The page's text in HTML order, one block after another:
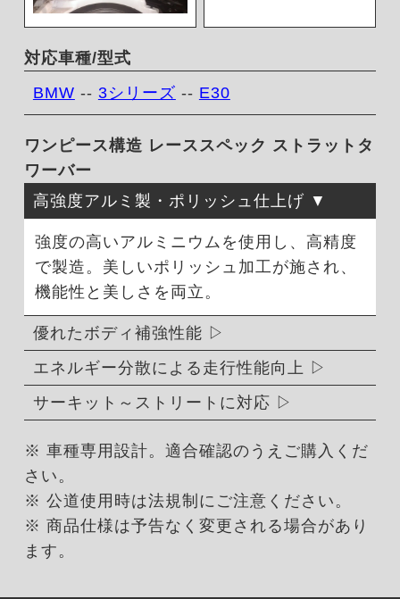
対応車種/型式
BMW -- 3シリーズ -- E30
ワンピース構造 レーススペック ストラットタ
ワーバー
高強度アルミ製・ポリッシュ仕上げ
強度の高いアルミニウムを使用し、高精度
で製造。美しいポリッシュ加工が施され、
機能性と美しさを両立。
優れたボディ補強性能
エネルギー分散による走行性能向上
サーキット～ストリートに対応
※ 車種専用設計。適合確認のうえご購入くだ
さい。
※ 公道使用時は法規制にご注意ください。
※ 商品仕様は予告なく変更される場合があり
ます。